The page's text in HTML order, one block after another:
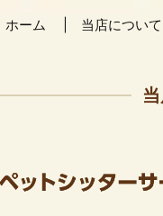
ホーム 当店について